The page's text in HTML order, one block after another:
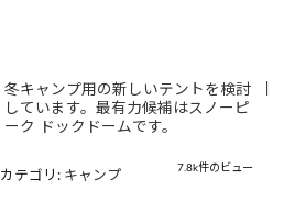
冬キャンプ用の新しいテントを検討
しています。最有力候補はスノーピ
ーク ドックドームです。
7.8k件のビュー
カテゴリ: キャンプ